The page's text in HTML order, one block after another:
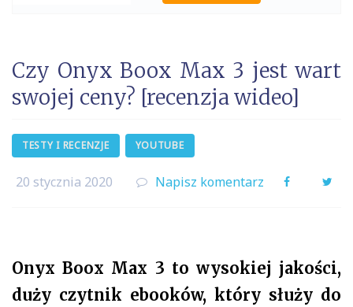
Czy Onyx Boox Max 3 jest wart
swojej ceny? [recenzja wideo]
TESTY I RECENZJE YOUTUBE
20 stycznia 2020 Napisz komentarz Facebook
Onyx Boox Max 3 to wysokiej jakości,
duży czytnik ebooków, który służy do